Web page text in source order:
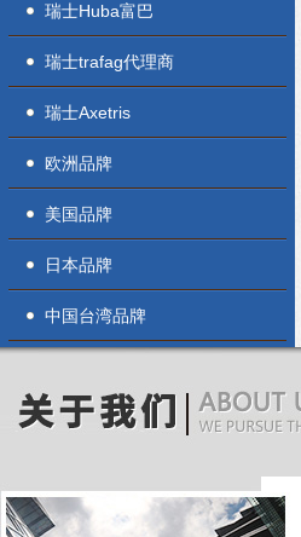
瑞士Huba富巴
瑞士trafag代理商
瑞士Axetris
欧洲品牌
美国品牌
日本品牌
中国台湾品牌